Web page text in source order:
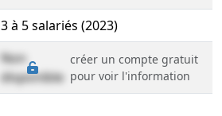
3 à 5 salariés (2023)
Non
disponible
créer un compte gratuit
pour voir l'information